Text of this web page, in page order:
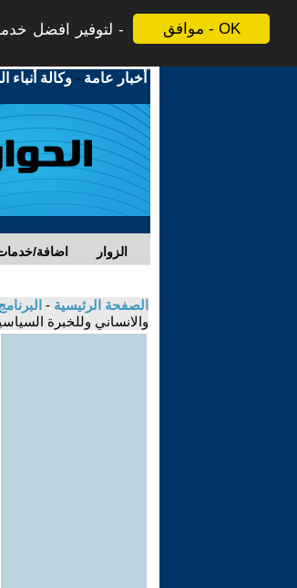
موافق - OK
لتوفير افضل
أخبار عامة -وكالة أنباء
اضافة/ الزوار
الصفحة الرئيسية -
والانساني وللخبرة